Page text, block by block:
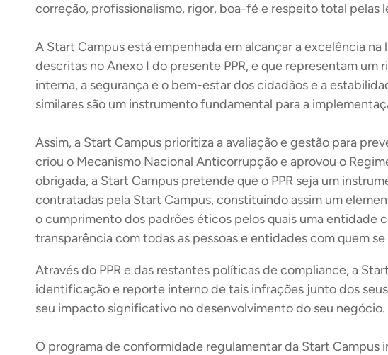
correção, profissionalismo, rigor, boa-fé e respeito total pelas
A Start Campus está empenhada em alcançar a excelência
descritas no Anexo I do presente PPR, e que representam
interna, a segurança e o bem-estar dos cidadãos e a
similares são um instrumento fundamental para a
Assim, a Start Campus prioritiza a avaliação e gestão para
criou o Mecanismo Nacional Anticorrupção e aprovou o
obrigada, a Start Campus pretende que o PPR seja um
contratadas pela Start Campus, constituindo assim um
o cumprimento dos padrões éticos pelos quais uma entidade
transparência com todas as pessoas e entidades com quem
Através do PPR e das restantes políticas de compliance, a
identificação e reporte interno de tais infrações junto dos
seu impacto significativo no desenvolvimento do seu negócio.
O programa de conformidade regulamentar da Start Campus